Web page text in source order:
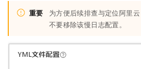
重要 为方便后续排查与定位阿里云
不要移除该慢日志配置。